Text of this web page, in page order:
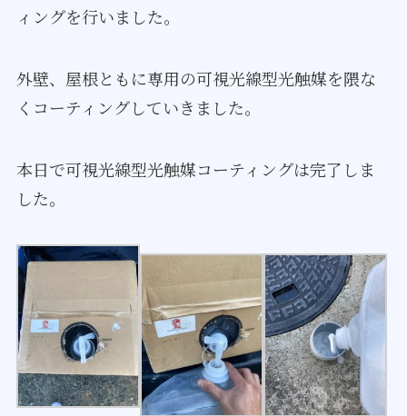
ィングを行いました。
外壁、屋根ともに専用の可視光線型光触媒を隈な
くコーティングしていきました。
本日で可視光線型光触媒コーティングは完了しま
した。